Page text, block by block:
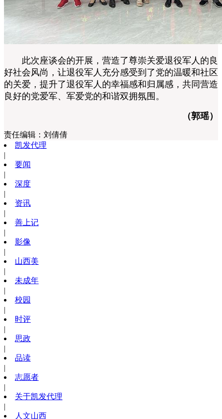
此次座谈会的开展，营造了尊崇关爱退役军人的良
好社会风尚，让退役军人充分感受到了党的温暖和社区
的关爱，提升了退役军人的幸福感和归属感，共同营造
良好的党爱军、军爱党的和谐双拥氛围。
（郭瑶）
责任编辑： 刘倩倩
凯发代理
|
要闻
|
深度
|
资讯
|
善上记
|
影像
|
山西美
|
未成年
|
校园
|
时评
|
思政
|
品读
|
志愿者
|
关于凯发代理
|
人文山西